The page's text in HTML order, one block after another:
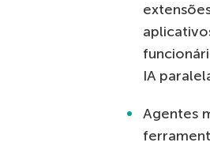
IA
Agentes